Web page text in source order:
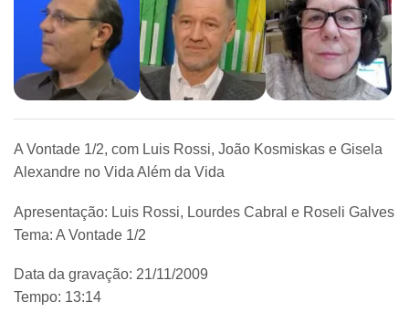
A Vontade 1/2, com Luis Rossi, João Kosmiskas e Gisela
Alexandre no Vida Além da Vida
Apresentação: Luis Rossi, Lourdes Cabral e Roseli Galves
Tema: A Vontade 1/2
Data da gravação: 21/11/2009
Tempo: 13:14